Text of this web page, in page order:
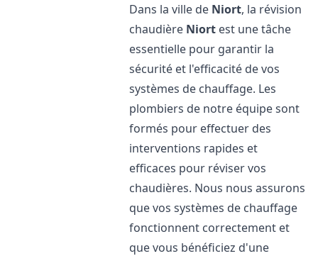
Dans la ville de Niort, la révision
chaudière Niort est une tâche
essentielle pour garantir la
sécurité et l'efficacité de vos
systèmes de chauffage. Les
plombiers de notre équipe sont
formés pour effectuer des
interventions rapides et
efficaces pour réviser vos
chaudières. Nous nous assurons
que vos systèmes de chauffage
fonctionnent correctement et
que vous bénéficiez d'une